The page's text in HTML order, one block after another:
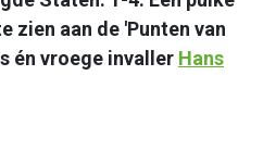
zien aan de 'Punten van
én vroege invaller Hans